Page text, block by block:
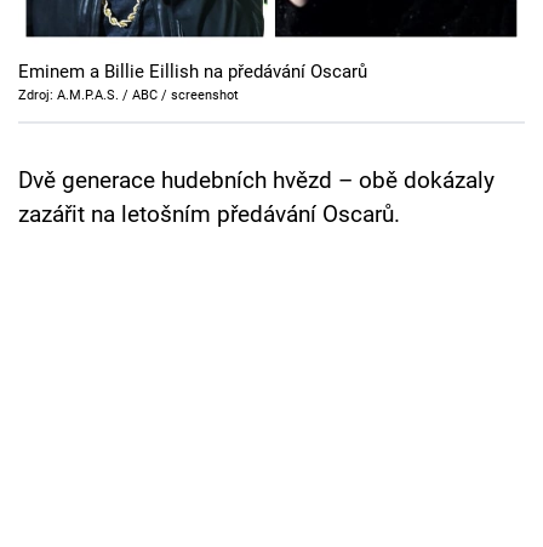
Cool Esport
Pořady
Sledujte prima+
Eminem a Billie Eillish na předávání Oscarů
Zdroj: A.M.P.A.S. / ABC / screenshot
Dvě generace hudebních hvězd – obě dokázaly
zazářit na letošním předávání Oscarů.